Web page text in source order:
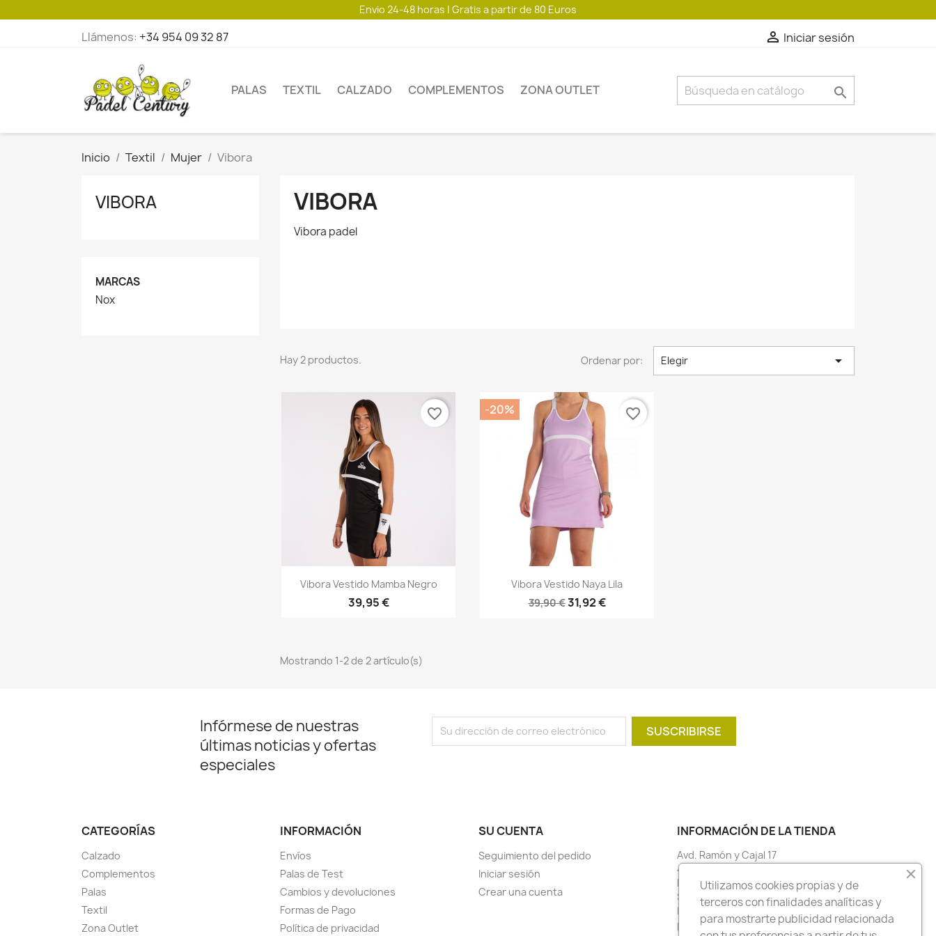
Envio 24-48 horas | Gratis a partir de 80 Euros
Llámenos: +34 954 09 32 87  Iniciar sesión
PALAS TEXTIL CALZADO COMPLEMENTOS ZONA OUTLET 
Inicio Textil Mujer Vibora
VIBORA
MARCAS
Nox
VIBORA
Vibora padel
Hay 2 productos. Ordenar por: Elegir 
Vista rápida
Vibora Vestido Mamba Negro
39,95 €
favorite_border
Vista rápida
Vibora Vestido Naya Lila
39,90 €31,92 €
-20% favorite_border
Mostrando 1-2 de 2 artículo(s)
Infórmese de nuestras
últimas noticias y ofertas
especiales
CATEGORÍAS
Calzado
Complementos
Palas
Textil
Zona Outlet
INFORMACIÓN
Envíos
Palas de Test
Cambios y devoluciones
Formas de Pago
Política de privacidad
SU CUENTA
Seguimiento del pedido
Iniciar sesión
Crear una cuenta
INFORMACIÓN DE LA TIENDA
Avd. Ramón y Cajal 17
41005 Sevilla
España
Sevilla
Llámenos:+34 954 09 32 87
padelcentury2@gmail.com
Utilizamos cookies propias y de
terceros con finalidades analíticas y
para mostrarte publicidad relacionada